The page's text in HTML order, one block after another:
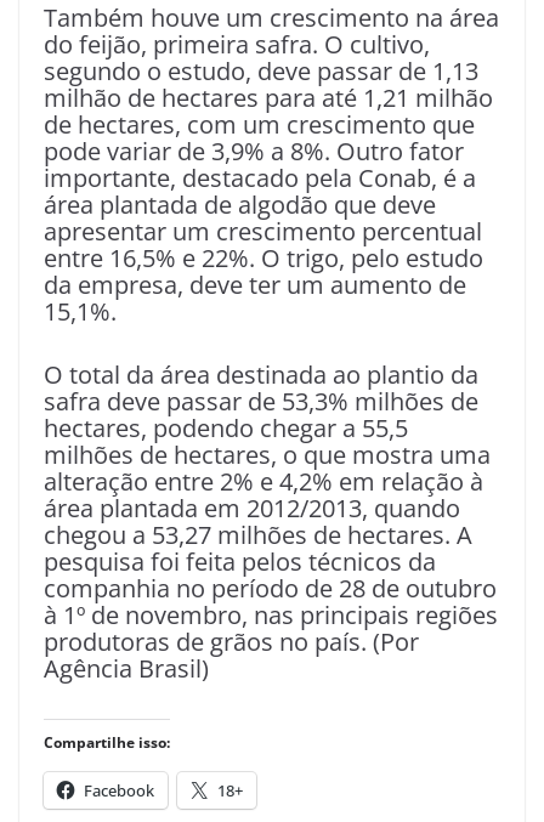
Também houve um crescimento na área
do feijão, primeira safra. O cultivo,
segundo o estudo, deve passar de 1,13
milhão de hectares para até 1,21 milhão
de hectares, com um crescimento que
pode variar de 3,9% a 8%. Outro fator
importante, destacado pela Conab, é a
área plantada de algodão que deve
apresentar um crescimento percentual
entre 16,5% e 22%. O trigo, pelo estudo
da empresa, deve ter um aumento de
15,1%.
O total da área destinada ao plantio da
safra deve passar de 53,3% milhões de
hectares, podendo chegar a 55,5
milhões de hectares, o que mostra uma
alteração entre 2% e 4,2% em relação à
área plantada em 2012/2013, quando
chegou a 53,27 milhões de hectares. A
pesquisa foi feita pelos técnicos da
companhia no período de 28 de outubro
à 1º de novembro, nas principais regiões
produtoras de grãos no país. (Por
Agência Brasil)
Compartilhe isso:
Facebook 18+